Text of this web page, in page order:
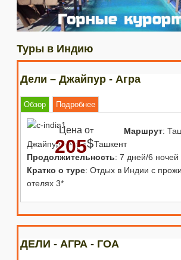
Туры в Индию
Дели – Джайпур - Агра
Обзор
Маршрут:
Джайпур - Агра - Ташкент
Продолжительность: 7 дней/6 ночей
Кратко о туре: Отдых в Индии с
отелях 3*
Цена от
205$
Подробнее
ДЕЛИ - АГРА - ГОА